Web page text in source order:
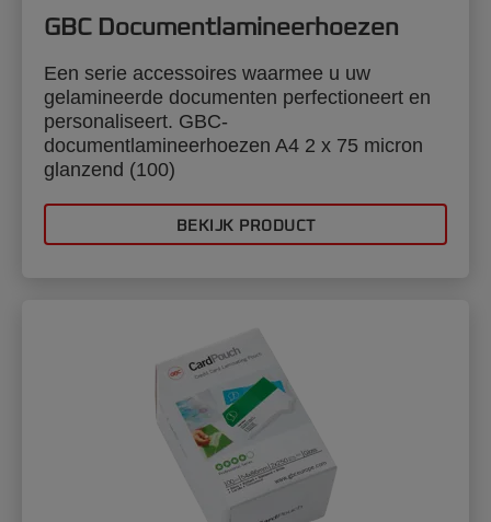
GBC Documentlamineerhoezen
Een serie accessoires waarmee u uw
gelamineerde documenten perfectioneert en
personaliseert. GBC-
documentlamineerhoezen A4 2 x 75 micron
glanzend (100)
BEKIJK PRODUCT